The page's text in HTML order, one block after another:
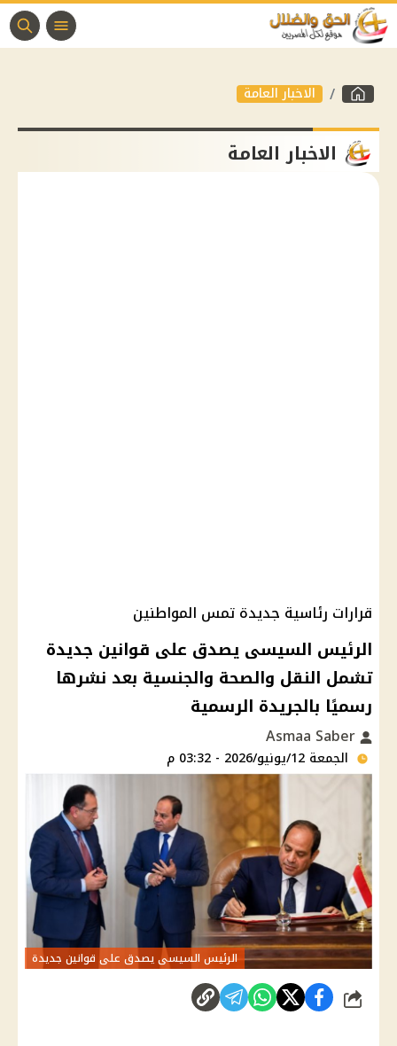
الاخبار العامة
الاخبار العامة
قرارات رئاسية جديدة تمس المواطنين
الرئيس السيسى يصدق على قوانين جديدة
تشمل النقل والصحة والجنسية بعد نشرها
رسميًا بالجريدة الرسمية
الجمعة 12/يونيو/2026 - 03:32 م
الرئيس السيسى يصدق على قوانين جديدة
شارك